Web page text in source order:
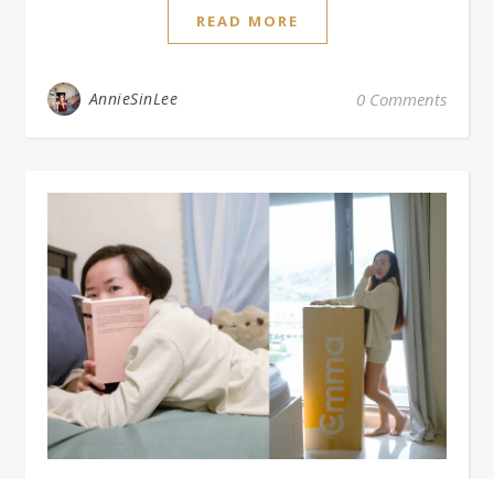
READ MORE
AnnieSinLee 0 Comments